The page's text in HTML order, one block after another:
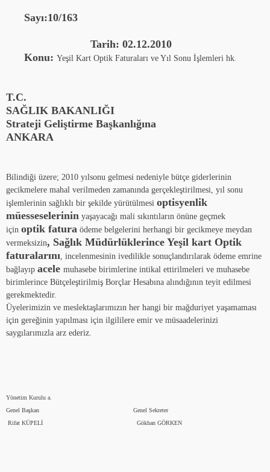
Sayı:10/163
Tarih: 02.12.2010
Konu: Yeşil Kart Optik Faturaları ve Yıl Sonu İşlemleri hk
T.C.
SAĞLIK BAKANLIĞI
Strateji Geliştirme Başkanlığına
ANKARA
Bilindiği üzere; 2010 yılsonu gelmesi nedeniyle bütçe giderlerinin
gecikmelere mahal verilmeden zamanında gerçekleştirilmesi, yıl sonu
işlemlerinin sağlıklı bir şekilde yürütülmesi optisyenlik
müesseselerinin yaşayacağı mali sıkıntıların önüne geçmek
için optik fatura ödeme belgelerini herhangi bir gecikmeye meydan
vermeksizin, Sağlık Müdürlüklerince Yeşil kart Optik
faturalarını , incelenmesinin ivedilikle sonuçlandırılarak ödeme emrine
bağlayıp acele muhasebe birimlerine intikal ettirilmeleri ve muhasebe
birimlerince Bütçeleştirilmiş Borçlar Hesabına alındığının teyit edilmesi
gerekmektedir.
Üyelerimizin ve meslektaşlarımızın her hangi bir mağduriyet yaşamaması
için gereğinin yapılması için ilgililere emir ve müsaadelerinizi
saygılarımızla arz ederiz.
Yönetim Kurulu a.
Genel Başkan Genel Sekreter
Rifat KÜPELİ Gökhan GÖRKEN